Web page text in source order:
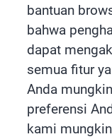
bantuan
bahwa
dapat
semua fitur
Anda
preferensi
kami